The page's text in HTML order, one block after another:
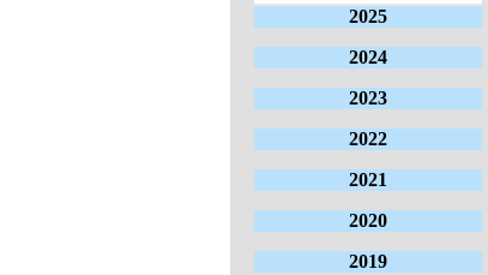
2025
2024
2023
2022
2021
2020
2019